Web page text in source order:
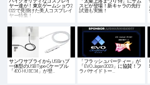
ヤー達が！東京ゲームショウ2
022で見掛けた美人コスプレイ
ヤー特集！
スピが登場！新キャラの先行
試遊も実施！
サンワサプライからUSBハブ
一体型のUSB Type-Cケーブル
「400-HUBC34」が登…
「フラッシュパーティー」が
「EVO Japan 2023」に協賛！フ
ラパサイドトー…